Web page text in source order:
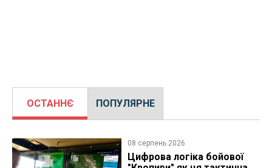
ОСТАННЄ ПОПУЛЯРНЕ
08 серпень 2026
Цифрова логіка бойової